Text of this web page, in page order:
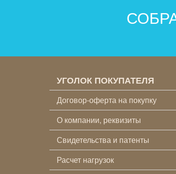
УГОЛОК ПОКУПАТЕЛЯ
Договор-оферта на покупку
О компании, реквизиты
Свидетельства и патенты
Расчет нагрузок